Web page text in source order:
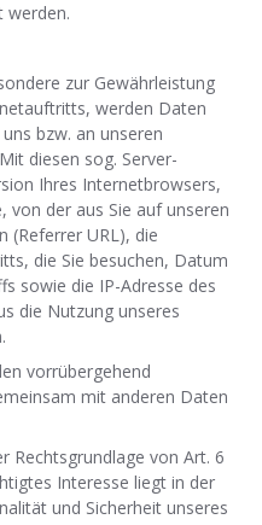
werden.
zur Gewährleistung
werden Daten
bzw. an unseren
diesen sog. Server-
Ihres Internetbrowsers,
von der aus Sie auf unseren
(Referrer URL), die
die Sie besuchen, Datum
sowie die IP-Adresse des
die Nutzung unseres
vorrübergehend
mit anderen Daten
Rechtsgrundlage von Art. 6
Interesse liegt in der
und Sicherheit unseres